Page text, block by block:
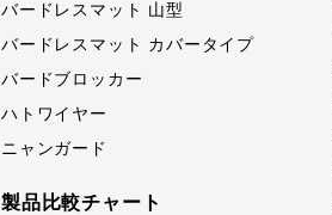
バードレスマット 山型
バードレスマット カバータイプ
バードブロッカー
ハトワイヤー
ニャンガード
製品比較チャート